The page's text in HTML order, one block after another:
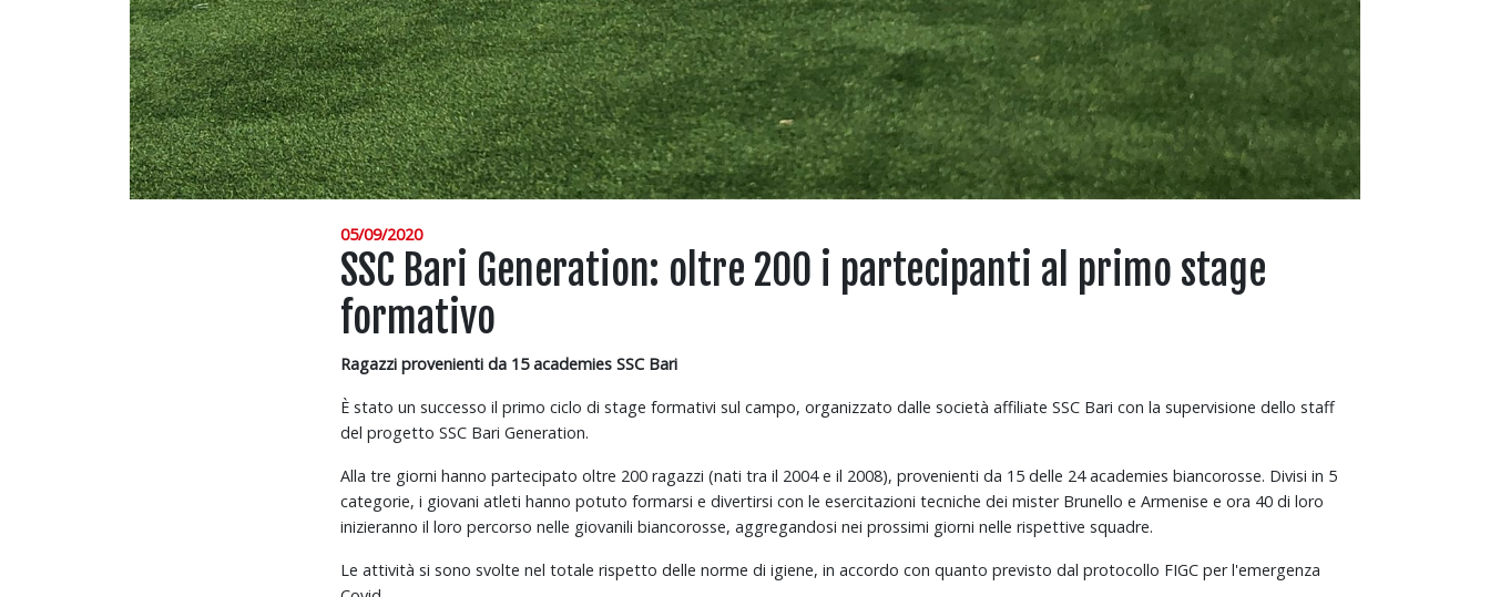
05/09/2020
SSC Bari Generation: oltre 200 i partecipanti al primo stage
formativo
Ragazzi provenienti da 15 academies SSC Bari
È stato un successo il primo ciclo di stage formativi sul campo, organizzato dalle società affiliate SSC Bari con la supervisione dello staff
del progetto SSC Bari Generation.
Alla tre giorni hanno partecipato oltre 200 ragazzi (nati tra il 2004 e il 2008), provenienti da 15 delle 24 academies biancorosse. Divisi in 5
categorie, i giovani atleti hanno potuto formarsi e divertirsi con le esercitazioni tecniche dei mister Brunello e Armenise e ora 40 di loro
inizieranno il loro percorso nelle giovanili biancorosse, aggregandosi nei prossimi giorni nelle rispettive squadre.
Le attività si sono svolte nel totale rispetto delle norme di igiene, in accordo con quanto previsto dal protocollo FIGC per l'emergenza